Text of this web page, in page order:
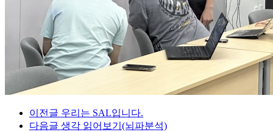
이전글 우리는 SAL입니다.
다음글 생각 읽어보기(뇌파분석)